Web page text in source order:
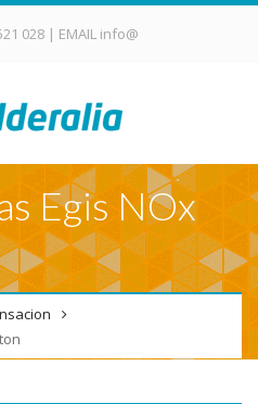
028 | EMAIL info@
Egis NOx